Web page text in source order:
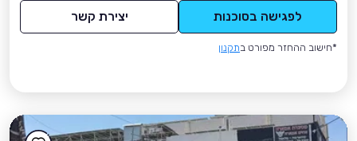
לפגישה בסוכנות יצירת קשר
*חישוב ההחזר מפורט בתקנון